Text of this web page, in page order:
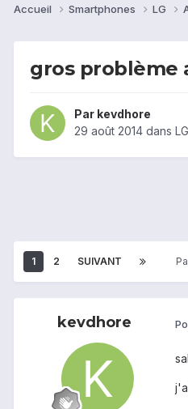
Accueil Smartphones LG
gros problème
Par kevdhore
29 août 2014 dans
1 2 SUIVANT
kevdhore